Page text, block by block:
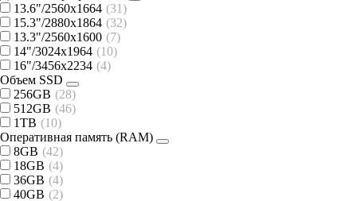
13.6"/2560x1664 (31)
15.3"/2880x1864 (32)
13.3"/2560x1600 (7)
14"/3024x1964 (10)
16"/3456x2234 (4)
Объем SSD
256GB (28)
512GB (46)
1TB (10)
Оперативная память (RAM)
8GB (42)
18GB (4)
36GB (4)
40GB (2)